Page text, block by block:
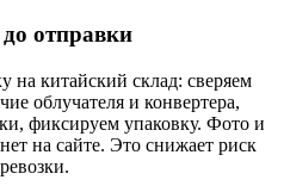
отправки
китайский склад: сверяем
облучателя и конвертера,
фиксируем упаковку. Фото и
на сайте. Это снижает риск